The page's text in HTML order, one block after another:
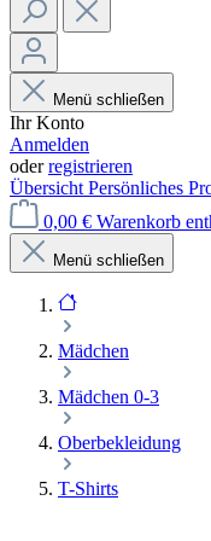
Menü schließen
Ihr Konto
Anmelden
oderregistrieren
Übersicht Persönliches
0,00 € Warenkorb
Menü schließen
Mädchen
Mädchen 0-3
Oberbekleidung
T-Shirts